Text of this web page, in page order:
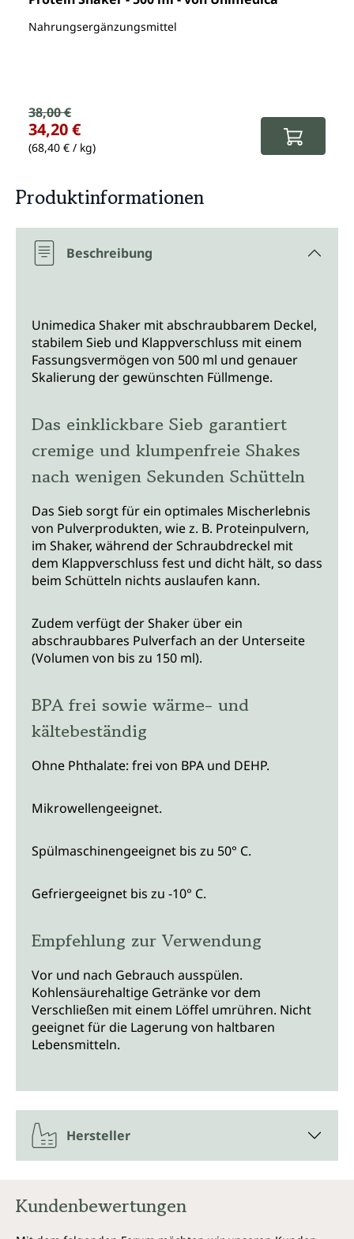
Nahrungsergänzungsmittel
Verkaufspreis:
Regulärer Preis:
38,00 €
34,20 €
(68,40 € / kg)
Produktinformationen
Beschreibung
Unimedica Shaker mit abschraubbarem Deckel,
stabilem Sieb und Klappverschluss mit einem
Fassungsvermögen von 500 ml und genauer
Skalierung der gewünschten Füllmenge.
Das einklickbare Sieb garantiert
cremige und klumpenfreie Shakes
nach wenigen Sekunden Schütteln
Das Sieb sorgt für ein optimales Mischerlebnis
von Pulverprodukten, wie z. B. Proteinpulvern,
im Shaker, während der Schraubdreckel mit
dem Klappverschluss fest und dicht hält, so dass
beim Schütteln nichts auslaufen kann.
Zudem verfügt der Shaker über ein
abschraubbares Pulverfach an der Unterseite
(Volumen von bis zu 150 ml).
BPA frei sowie wärme- und
kältebeständig
Ohne Phthalate: frei von BPA und DEHP.
Mikrowellengeeignet.
Spülmaschinengeeignet bis zu 50° C.
Gefriergeeignet bis zu -10° C.
Empfehlung zur Verwendung
Vor und nach Gebrauch ausspülen.
Kohlensäurehaltige Getränke vor dem
Verschließen mit einem Löffel umrühren. Nicht
geeignet für die Lagerung von haltbaren
Lebensmitteln.
Hersteller
Kundenbewertungen